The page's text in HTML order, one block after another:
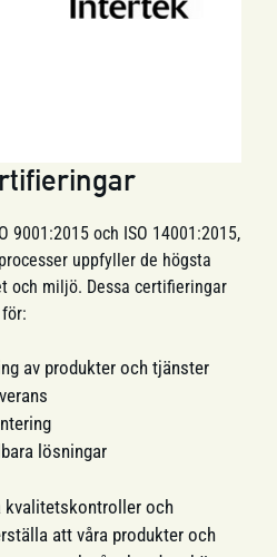
9001:2015 och ISO 14001:2015,
uppfyller de högsta
och miljö. Dessa certifieringar
av produkter och tjänster
lösningar
kvalitetskontroller och
att våra produkter och